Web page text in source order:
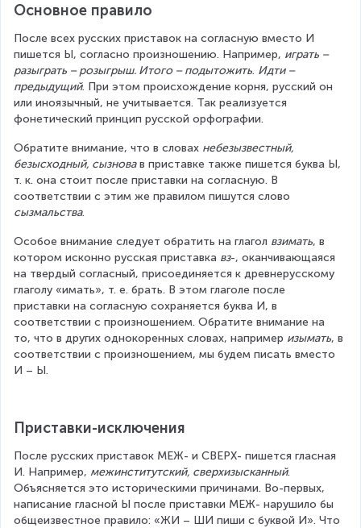
Основное правило
После всех русских приставок на согласную вместо И
пишется Ы, согласно произношению. Например, играть –
разыграть – розыгрыш. Итого – подытожить. Идти –
предыдущий. При этом происхождение корня, русский он
или иноязычный, не учитывается. Так реализуется
фонетический принцип русской орфографии.
Обратите внимание, что в словах небезызвестный,
безысходный, сызнова в приставке также пишется буква Ы,
т. к. она стоит после приставки на согласную. В
соответствии с этим же правилом пишутся слово
сызмальства.
Особое внимание следует обратить на глагол взимать, в
котором исконно русская приставка вз-, оканчивающаяся
на твердый согласный, присоединяется к древнерусскому
глаголу «имать», т. е. брать. В этом глаголе после
приставки на согласную сохраняется буква И, в
соответствии с произношением. Обратите внимание на
то, что в других однокоренных словах, например изымать, в
соответствии с произношением, мы будем писать вместо
И – Ы.
Приставки-исключения
После русских приставок МЕЖ- и СВЕРХ- пишется гласная
И. Например, межинститутский, сверхизысканный.
Объясняется это историческими причинами. Во-первых,
написание гласной Ы после приставки МЕЖ- нарушило бы
общеизвестное правило: «ЖИ – ШИ пиши с буквой И». Что